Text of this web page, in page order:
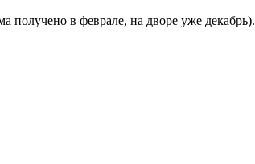
получено в феврале, на дворе уже декабрь).